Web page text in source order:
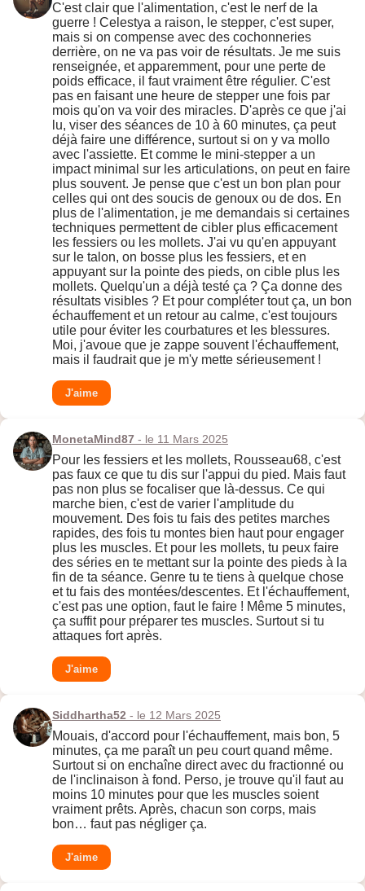
C'est clair que l'alimentation, c'est le nerf de la
guerre ! Celestya a raison, le stepper, c'est super,
mais si on compense avec des cochonneries
derrière, on ne va pas voir de résultats. Je me suis
renseignée, et apparemment, pour une perte de
poids efficace, il faut vraiment être régulier. C'est
pas en faisant une heure de stepper une fois par
mois qu'on va voir des miracles. D'après ce que j'ai
lu, viser des séances de 10 à 60 minutes, ça peut
déjà faire une différence, surtout si on y va mollo
avec l'assiette. Et comme le mini-stepper a un
impact minimal sur les articulations, on peut en faire
plus souvent. Je pense que c'est un bon plan pour
celles qui ont des soucis de genoux ou de dos. En
plus de l'alimentation, je me demandais si certaines
techniques permettent de cibler plus efficacement
les fessiers ou les mollets. J'ai vu qu'en appuyant
sur le talon, on bosse plus les fessiers, et en
appuyant sur la pointe des pieds, on cible plus les
mollets. Quelqu'un a déjà testé ça ? Ça donne des
résultats visibles ? Et pour compléter tout ça, un bon
échauffement et un retour au calme, c'est toujours
utile pour éviter les courbatures et les blessures.
Moi, j'avoue que je zappe souvent l'échauffement,
mais il faudrait que je m'y mette sérieusement !
J'aime
MonetaMind87 - le 11 Mars 2025
Pour les fessiers et les mollets, Rousseau68, c'est
pas faux ce que tu dis sur l'appui du pied. Mais faut
pas non plus se focaliser que là-dessus. Ce qui
marche bien, c'est de varier l'amplitude du
mouvement. Des fois tu fais des petites marches
rapides, des fois tu montes bien haut pour engager
plus les muscles. Et pour les mollets, tu peux faire
des séries en te mettant sur la pointe des pieds à la
fin de ta séance. Genre tu te tiens à quelque chose
et tu fais des montées/descentes. Et l'échauffement,
c'est pas une option, faut le faire ! Même 5 minutes,
ça suffit pour préparer tes muscles. Surtout si tu
attaques fort après.
J'aime
Siddhartha52 - le 12 Mars 2025
Mouais, d'accord pour l'échauffement, mais bon, 5
minutes, ça me paraît un peu court quand même.
Surtout si on enchaîne direct avec du fractionné ou
de l'inclinaison à fond. Perso, je trouve qu'il faut au
moins 10 minutes pour que les muscles soient
vraiment prêts. Après, chacun son corps, mais
bon… faut pas négliger ça.
J'aime